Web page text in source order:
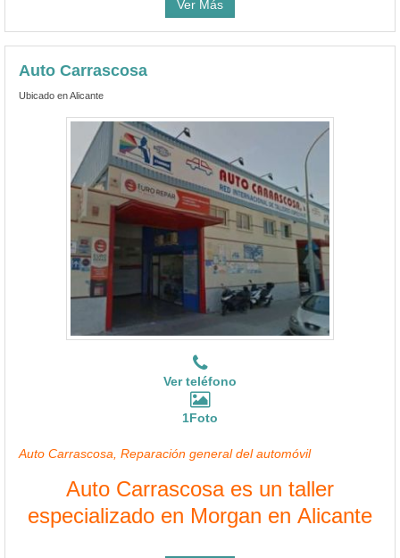
Ver Más
Auto Carrascosa
Ubicado en Alicante
Ver teléfono
1Foto
Auto Carrascosa, Reparación general del automóvil
Auto Carrascosa es un taller
especializado en Morgan en Alicante